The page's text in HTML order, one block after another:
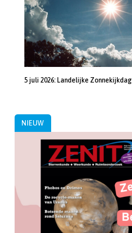
5 juli 2026: Landelijke Zonnekijkdag
NIEUW